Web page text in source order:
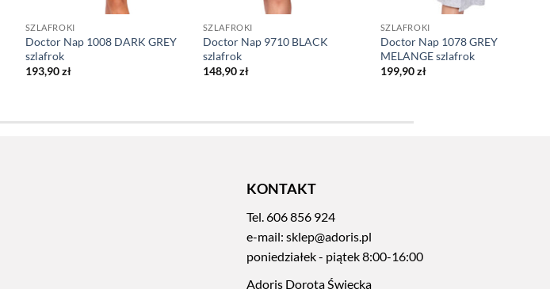
SZLAFROKI
Doctor Nap 1008 DARK GREY
szlafrok
193,90zł
SZLAFROKI
Doctor Nap 9710 BLACK
szlafrok
148,90zł
SZLAFROKI
Doctor Nap 1078 GREY
MELANGE szlafrok
199,90zł
KONTAKT
Tel. 606 856 924
e-mail: sklep@adoris.pl
poniedziałek - piątek 8:00-16:00
Adoris Dorota Święcka